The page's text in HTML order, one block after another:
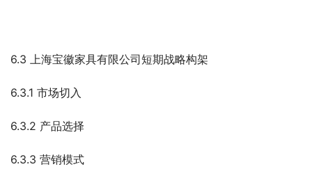
6.3 上海宝徽家具有限公司短期战略构架
6.3.1 市场切入
6.3.2 产品选择
6.3.3 营销模式